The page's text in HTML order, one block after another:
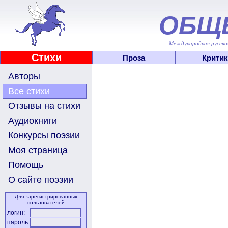
Международная
Стихи Проза
Авторы
Все стихи
Отзывы на стихи
Аудиокниги
Конкурсы поэзии
Моя страница
Помощь
О сайте поэзии
Для зарегистрированных
пользователей
логин:
пароль: